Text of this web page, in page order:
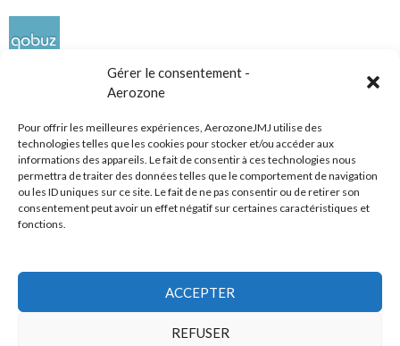
Gérer le consentement -
Aerozone
Pour offrir les meilleures expériences, AerozoneJMJ utilise des
technologies telles que les cookies pour stocker et/ou accéder aux
informations des appareils. Le fait de consentir à ces technologies nous
permettra de traiter des données telles que le comportement de navigation
ou les ID uniques sur ce site. Le fait de ne pas consentir ou de retirer son
consentement peut avoir un effet négatif sur certaines caractéristiques et
fonctions.
ACCEPTER
REFUSER
Réseaux sociaux
© Mars 2006-Août 2026